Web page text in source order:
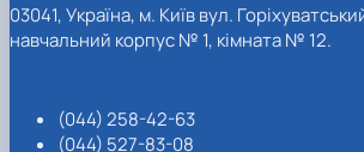
03041, Україна, м. Київ вул.
навчальний корпус № 1, кімната № 12.
(044) 258-42-63
(044) 527-83-08